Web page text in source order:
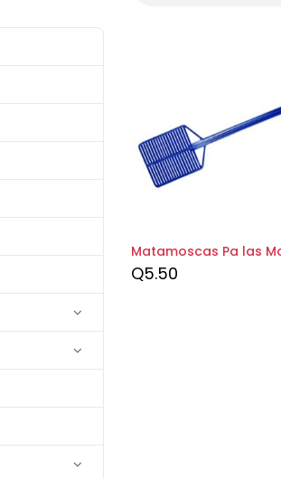
Matamoscas Pa las
Q5.50